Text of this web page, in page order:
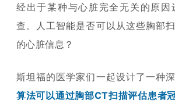
经出于某种与心脏完全无关的原因
查。人工智能是否可以从这些胸部
的心脏信息？
斯坦福的医学家们一起设计了一种
算法可以通过胸部CT扫描评估患者